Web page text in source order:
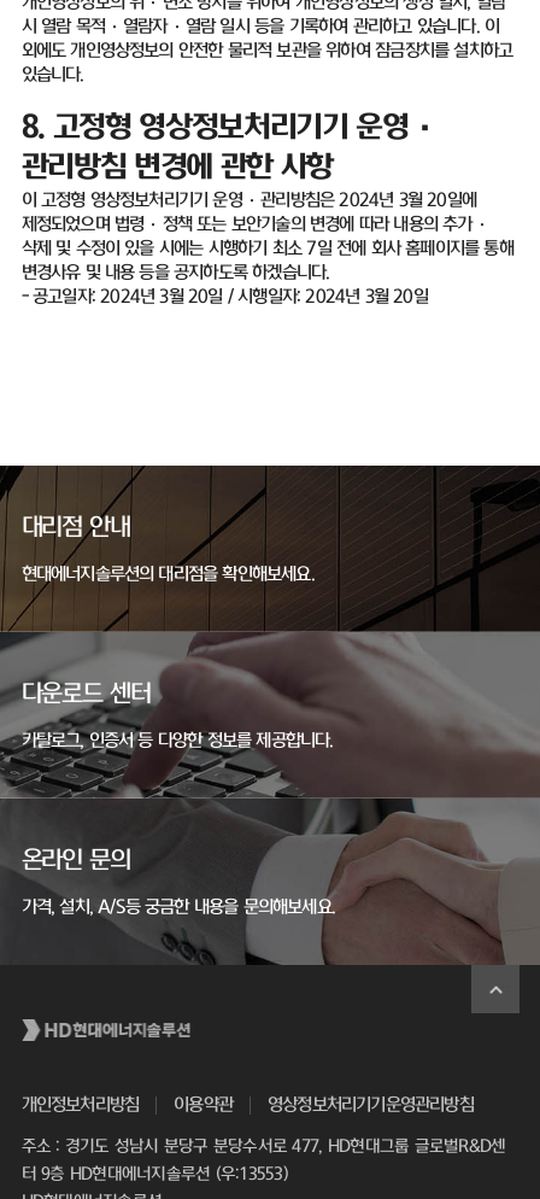
시 열람 목적·열람자·열람 일시 등을 기록하여 관리하고 있습니다. 이
외에도 개인영상정보의 안전한 물리적 보관을 위하여 잠금장치를 설치하고
있습니다.
8. 고정형 영상정보처리기기 운영·
관리방침 변경에 관한 사항
이 고정형 영상정보처리기기 운영·관리방침은2024년 3월20일에
제정되었으며 법령 · 정책 또는 보안기술의 변경에 따라 내용의 추가·
삭제 및 수정이 있을 시에는 시행하기 최소7일 전에 회사 홈페이지를 통해
변경사유 및 내용 등을 공지하도록 하겠습니다.
-공고일자: 2024년3월 20일 /시행일자: 2024년 3월20일
대리점 안내
현대에너지솔루션의 대리점을 확인해보세요.
다운로드 센터
카탈로그, 인증서 등 다양한 정보를 제공합니다.
온라인 문의
가격, 설치, A/S등 궁금한 내용을 문의해보세요.
개인정보처리방침 이용약관 영상정보처리기기운영관리방침
주소 : 경기도 성남시 분당구 분당수서로 477, HD현대그룹 글로벌R&D센
터 9층 HD현대에너지솔루션 (우:13553)